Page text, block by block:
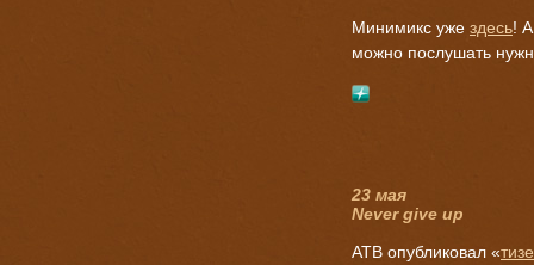
Минимикс уже здесь!
можно послушать
23 мая
Never give up
ATB опубликовал «